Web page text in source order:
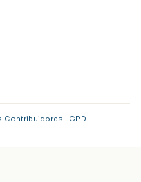
Contribuidores LGPD